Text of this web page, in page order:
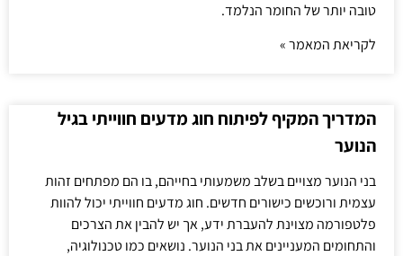
טובה יותר של החומר הנלמד.
לקריאת המאמר »
המדריך המקיף לפיתוח חוג מדעים חווייתי בגיל
הנוער
בני הנוער מצויים בשלב משמעותי בחייהם, בו הם מפתחים זהות
עצמית ורוכשים כישורים חדשים. חוג מדעים חווייתי יכול להוות
פלטפורמה מצוינת להעברת ידע, אך יש להבין את הצרכים
והתחומים המעניינים את בני הנוער. נושאים כמו טכנולוגיה,